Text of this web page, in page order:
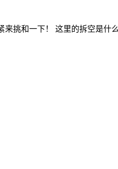
挑和一下！ 这里的拆空是什